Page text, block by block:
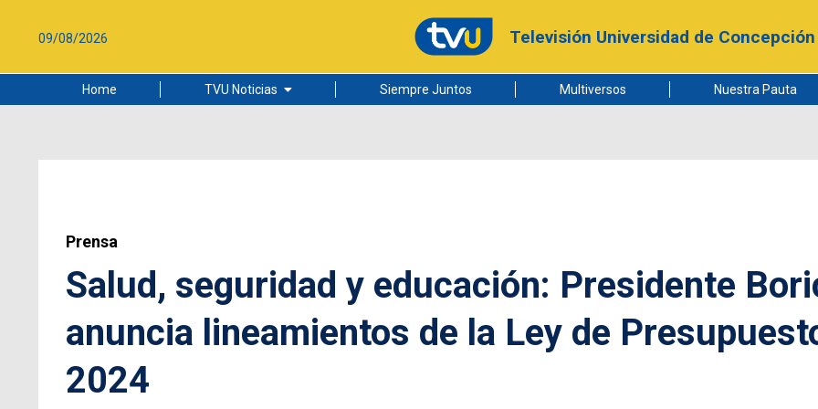
09/08/2026 Televisión Universidad de Concepción
Home TVU Noticias
Ciudad
Siempre Juntos Multiversos Nuestra Pauta
Prensa
Salud, seguridad y educación: Presidente
anuncia lineamientos de la Ley de
2024